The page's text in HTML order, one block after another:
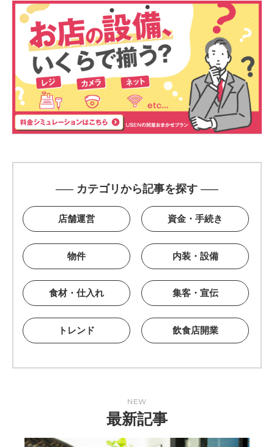
カテゴリから記事を探す
店舗運営 資金・手続き
物件 内装・設備
食材・仕入れ 集客・宣伝
トレンド 飲食店開業
NEW
最新記事